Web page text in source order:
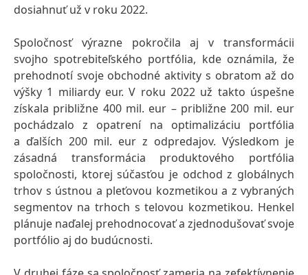
dosiahnuť už v roku 2022.
Spoločnosť výrazne pokročila aj v transformácii
svojho spotrebiteľského portfólia, kde oznámila, že
prehodnotí svoje obchodné aktivity s obratom až do
výšky 1 miliardy eur. V roku 2022 už takto úspešne
získala približne 400 mil. eur – približne 200 mil. eur
pochádzalo z opatrení na optimalizáciu portfólia
a ďalších 200 mil. eur z odpredajov. Výsledkom je
zásadná transformácia produktového portfólia
spoločnosti, ktorej súčasťou je odchod z globálnych
trhov s ústnou a pleťovou kozmetikou a z vybraných
segmentov na trhoch s telovou kozmetikou. Henkel
plánuje naďalej prehodnocovať a zjednodušovať svoje
portfólio aj do budúcnosti.